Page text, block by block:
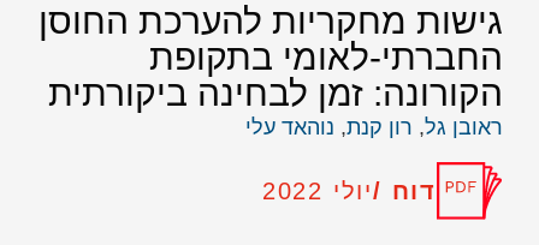
גישות מחקריות להערכת החוסן
החברתי-לאומי בתקופת
הקורונה: זמן לבחינה ביקורתית
ראובן גל, רון קנת, נוהאד עלי
דוח /יולי 2022